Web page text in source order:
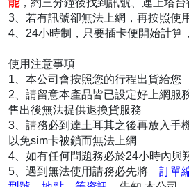
3、若有訊號卻無法上網，再按照使
4、24小時制，只要插卡便開始計算
使用注意事項
1、本公司會按照您的行程出貨給您
2、請留意本產品皆已設定好上網服
售出後無法提供退換貨服務
3、請務必到達土耳其之後再放入手
以免sim卡被鎖而無法上網
4、如有任何問題務必於24小時內與
5、遇到無法使用請務必先將
訂單